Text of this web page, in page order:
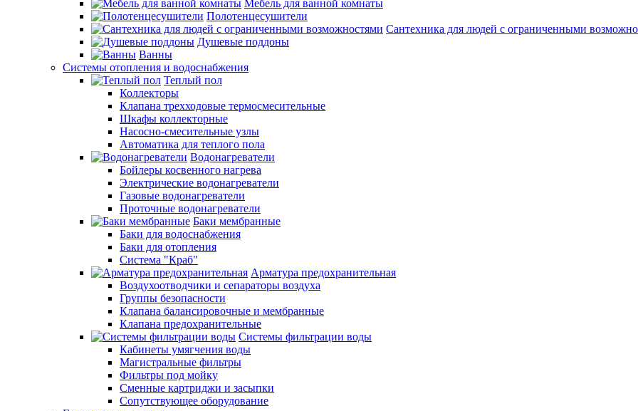
Мебель для ванной комнаты
Полотенцесушители
Сантехника для людей с ограниченными
Душевые поддоны
Ванны
Системы отопления и водоснабжения
Теплый пол
Коллекторы
Клапана трехходовые термосмесительные
Шкафы коллекторные
Насосно-смесительные узлы
Автоматика для теплого пола
Водонагреватели
Бойлеры косвенного нагрева
Электрические водонагреватели
Газовые водонагреватели
Проточные водонагреватели
Баки мембранные
Баки для водоснабжения
Баки для отопления
Система "Краб"
Арматура предохранительная
Воздухоотводчики и сепараторы воздуха
Группы безопасности
Клапана балансировочные и мембранные
Клапана предохранительные
Системы фильтрации воды
Кабинеты умягчения воды
Магистральные фильтры
Фильтры под мойку
Сменные картриджи и засыпки
Сопутствующее оборудование